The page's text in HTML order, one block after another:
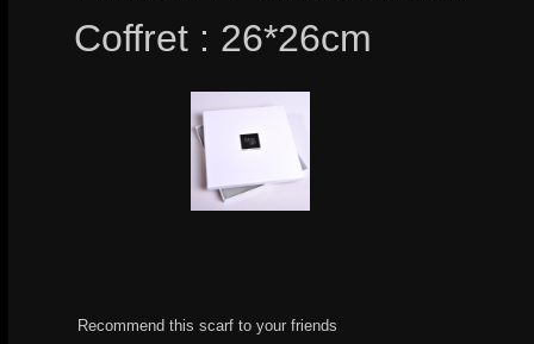
Coffret : 26*26cm
Recommend this scarf to your friends